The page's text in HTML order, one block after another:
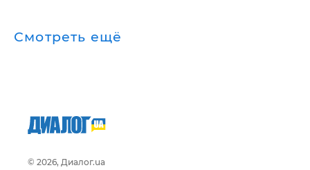
Смотреть ещё
© 2026, Диалог.ua